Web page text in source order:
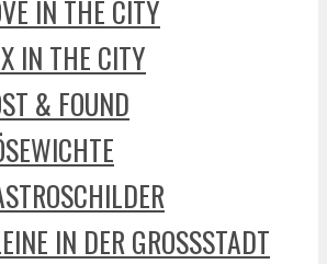
IN THE CITY
IN THE CITY
& FOUND
IN DER GROSSSTADT